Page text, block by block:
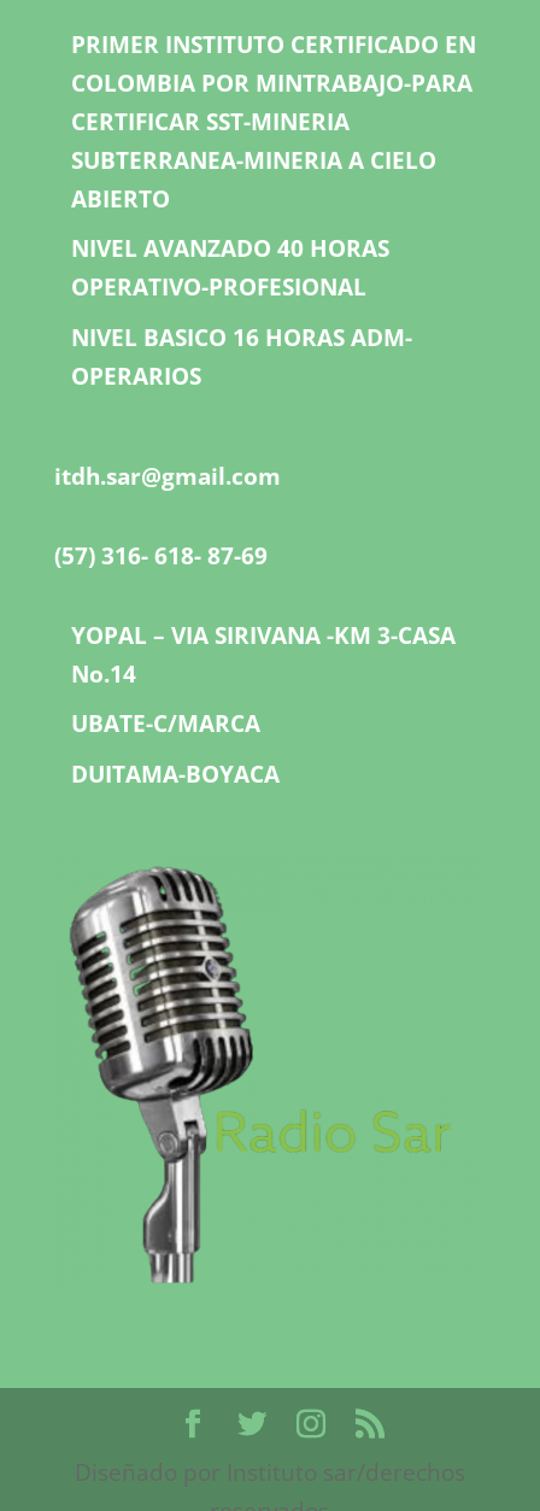
PRIMER INSTITUTO CERTIFICADO EN
COLOMBIA POR MINTRABAJO-PARA
CERTIFICAR SST-MINERIA
SUBTERRANEA-MINERIA A CIELO
ABIERTO
NIVEL AVANZADO 40 HORAS
OPERATIVO-PROFESIONAL
NIVEL BASICO 16 HORAS ADM-
OPERARIOS
itdh.sar@gmail.com
(57) 316- 618- 87-69
YOPAL – VIA SIRIVANA -KM 3-CASA
No.14
UBATE-C/MARCA
DUITAMA-BOYACA
Diseñado por Instituto sar/derechos